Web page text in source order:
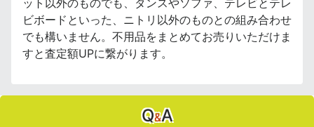
ット以外のものでも、タンスやソファ、テレビとテレ
ビボードといった、ニトリ以外のものとの組み合わせ
でも構いません。不用品をまとめてお売りいただけま
すと査定額UPに繋がります。
Q&A